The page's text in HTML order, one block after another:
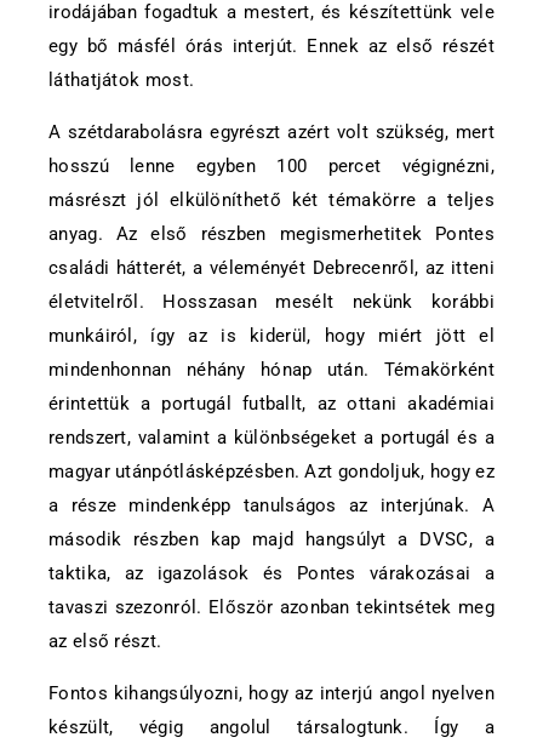
irodájában fogadtuk a mestert, és készítettünk vele
egy bő másfél órás interjút. Ennek az első részét
láthatjátok most.
A szétdarabolásra egyrészt azért volt szükség, mert
hosszú lenne egyben 100 percet végignézni,
másrészt jól elkülöníthető két témakörre a teljes
anyag. Az első részben megismerhetitek Pontes
családi hátterét, a véleményét Debrecenről, az itteni
életvitelről. Hosszasan mesélt nekünk korábbi
munkáiról, így az is kiderül, hogy miért jött el
mindenhonnan néhány hónap után. Témakörként
érintettük a portugál futballt, az ottani akadémiai
rendszert, valamint a különbségeket a portugál és a
magyar utánpótlásképzésben. Azt gondoljuk, hogy ez
a része mindenképp tanulságos az interjúnak. A
második részben kap majd hangsúlyt a DVSC, a
taktika, az igazolások és Pontes várakozásai a
tavaszi szezonról. Először azonban tekintsétek meg
az első részt.
Fontos kihangsúlyozni, hogy az interjú angol nyelven
készült, végig angolul társalogtunk. Így a